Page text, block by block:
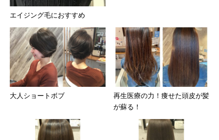
エイジング毛におすすめ
大人ショートボブ
再生医療の力！痩せた頭皮が髪
が蘇る！